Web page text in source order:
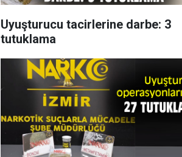
Uyuşturucu tacirlerine darbe: 3
tutuklama